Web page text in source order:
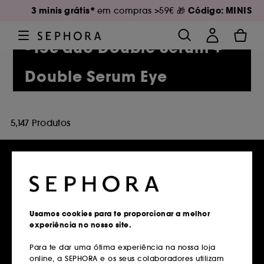
3 minis grátis* em compras >59€ 🎁 Código: MINIS
-15€ duo Double Serum +
Double Serum Eye
5,147 Produtos
em compras superiores a 39€
Devoluções
Usamos cookies para te proporcionar a melhor
experiência no nosso site.
Para te dar uma ótima experiência na nossa loja
online, a SEPHORA e os seus colaboradores utilizam